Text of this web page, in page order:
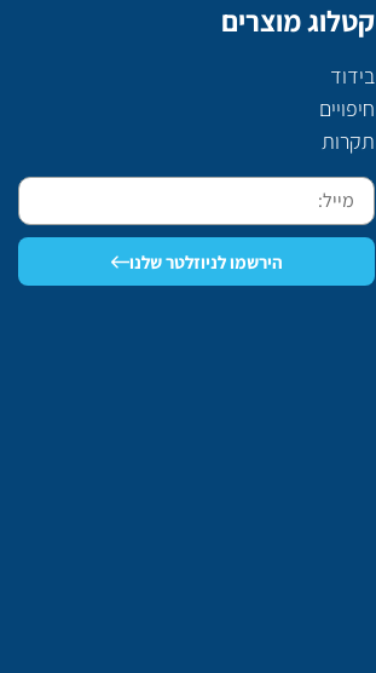
קטלוג מוצרים
בידוד
חיפויים
תקרות
הירשמו לניוזלטר שלנו